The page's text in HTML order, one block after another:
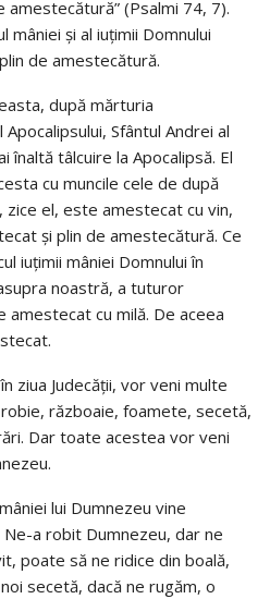
(Psalmi 74, 7).
mâniei şi al iuţimii Domnului
de amestecătură.
după mărturia
Sfântul Andrei al
înaltă tâlcuire la Apocalipsă. El
cu muncile cele de după
zice el, este amestecat cu vin,
şi plin de amestecătură. Ce
iuţimii mâniei Domnului în
noastră, a tuturor
amestecat cu milă. De aceea
ziua Judecăţii, vor veni multe
războaie, foamete, secetă,
Dar toate acestea vor veni
lui Dumnezeu vine
a robit Dumnezeu, dar ne
poate să ne ridice din boală,
secetă, dacă ne rugăm, o